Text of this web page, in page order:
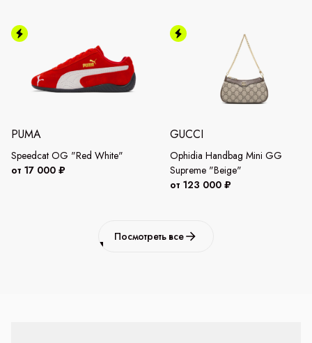
PUMA
Speedcat OG "Red White"
от 17 000 ₽
GUCCI
Ophidia Handbag Mini GG
Supreme "Beige"
от 123 000 ₽
Посмотреть все